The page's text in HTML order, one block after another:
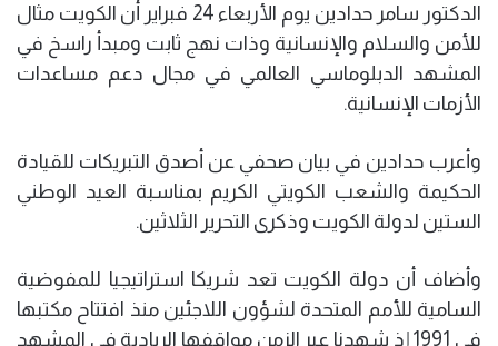
الدكتور سامر حدادين يوم الأربعاء 24 فبراير أن الكويت مثال
للأمن والسلام والإنسانية وذات نهج ثابت ومبدأ راسخ في
المشهد الدبلوماسي العالمي في مجال دعم مساعدات
الأزمات الإنسانية.
وأعرب حدادين في بيان صحفي عن أصدق التبريكات للقيادة
الحكيمة والشعب الكويتي الكريم بمناسبة العيد الوطني
الستين لدولة الكويت وذكرى التحرير الثلاثين.
وأضاف أن دولة الكويت تعد شريكا استراتيجيا للمفوضية
السامية للأمم المتحدة لشؤون اللاجئين منذ افتتاح مكتبها
في 1991 إذ شهدنا عبر الزمن مواقفها الريادية في المشهد